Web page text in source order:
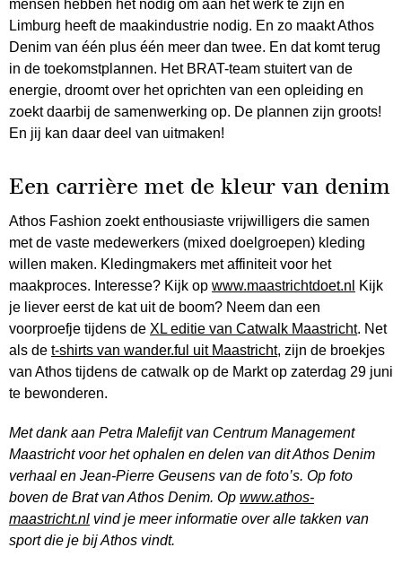
mensen hebben het nodig om aan het werk te zijn en
Limburg heeft de maakindustrie nodig. En zo maakt Athos
Denim van één plus één meer dan twee. En dat komt terug
in de toekomstplannen. Het BRAT-team stuitert van de
energie, droomt over het oprichten van een opleiding en
zoekt daarbij de samenwerking op. De plannen zijn groots!
En jij kan daar deel van uitmaken!
Een carrière met de kleur van denim
Athos Fashion zoekt enthousiaste vrijwilligers die samen
met de vaste medewerkers (mixed doelgroepen) kleding
willen maken. Kledingmakers met affiniteit voor het
maakproces. Interesse? Kijk op www.maastrichtdoet.nl
Kijk
je liever eerst de kat uit de boom? Neem dan een
voorproefje tijdens de XL editie van Catwalk Maastricht. Net
als de t-shirts van wander.ful uit Maastricht, zijn de broekjes
van Athos tijdens de catwalk op de Markt op zaterdag 29 juni
te bewonderen.
Met dank aan Petra Malefijt van Centrum Management
Maastricht voor het ophalen en delen van dit Athos Denim
verhaal en Jean-Pierre Geusens van de foto’s. Op foto
boven de Brat van Athos Denim. Op www.athos-
maastricht.nl vind je meer informatie over alle takken van
sport die je bij Athos vindt.